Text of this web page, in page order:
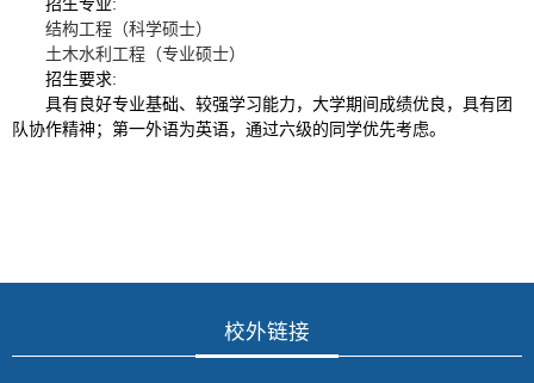
招生专业:
结构工程（科学硕士）
土木水利 工程 （专业硕士）
招生要求:
具有良好专业基础、较强学习能力，大学期间成绩优良，具有团
队协作精神；第一外语为英语，通过六级的同学优先考虑。
校外链接